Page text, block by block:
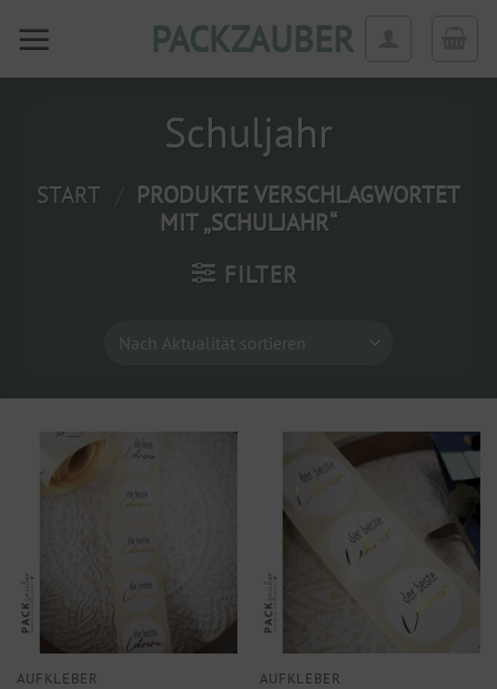
Inhalt
PACKZAUBER
Schuljahr
START
PRODUKTE VERSCHLAGWORTET
MIT „SCHULJAHR“
FILTER
AUFKLEBER AUFKLEBER